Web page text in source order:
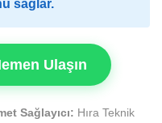
sağlar.
Ulaşın
Sağlayıcı: Hıra Teknik